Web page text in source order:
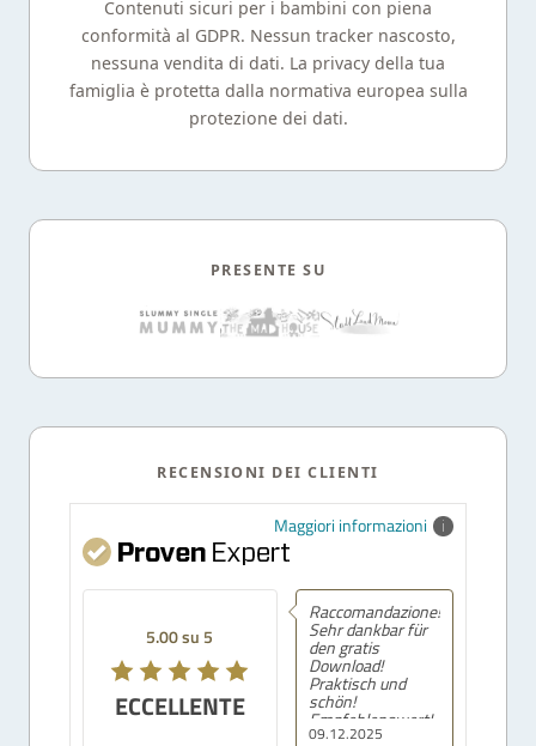
Contenuti sicuri per i bambini con piena
conformità al GDPR. Nessun tracker nascosto,
nessuna vendita di dati. La privacy della tua
famiglia è protetta dalla normativa europea sulla
protezione dei dati.
PRESENTE SU
RECENSIONI DEI CLIENTI
Maggiori informazioni
5.00 su 5
ECCELLENTE
09.12.2025
Raccomandazione!
Sehr dankbar für
den gratis
Download!
Praktisch und
schön!
Empfehlenswert!